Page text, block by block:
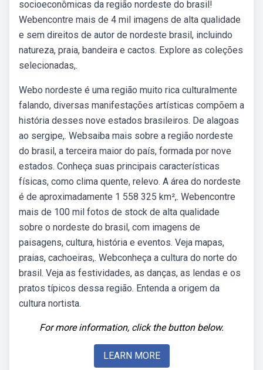
socioeconômicas da região nordeste do brasil!
Webencontre mais de 4 mil imagens de alta qualidade
e sem direitos de autor de nordeste brasil, incluindo
natureza, praia, bandeira e cactos. Explore as coleções
selecionadas,.
Webo nordeste é uma região muito rica culturalmente
falando, diversas manifestações artísticas compõem a
história desses nove estados brasileiros. De alagoas
ao sergipe,. Websaiba mais sobre a região nordeste
do brasil, a terceira maior do país, formada por nove
estados. Conheça suas principais características
físicas, como clima quente, relevo. A área do nordeste
é de aproximadamente 1 558 325 km²,. Webencontre
mais de 100 mil fotos de stock de alta qualidade
sobre o nordeste do brasil, com imagens de
paisagens, cultura, história e eventos. Veja mapas,
praias, cachoeiras,. Webconheça a cultura do norte do
brasil. Veja as festividades, as danças, as lendas e os
pratos típicos dessa região. Entenda a origem da
cultura nortista.
For more information, click the button below.
LEARN MORE